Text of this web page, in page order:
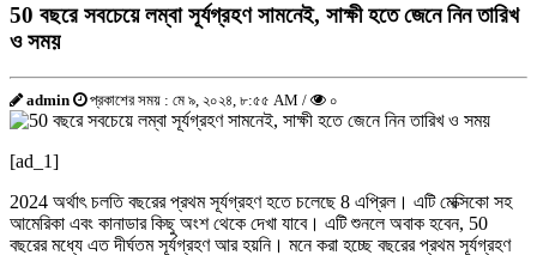
50 বছরে সবচেয়ে লম্বা সূর্যগ্রহণ সামনেই, সাক্ষী হতে জেনে নিন তারিখ
ও সময়
admin প্রকাশের সময় : মে ৯, ২০২৪, ৮:৫৫ AM / ০
[ad_1]
2024 অর্থাৎ চলতি বছরের প্রথম সূর্যগ্রহণ হতে চলেছে 8 এপ্রিল। এটি মেক্সিকো সহ
আমেরিকা এবং কানাডার কিছু অংশ থেকে দেখা যাবে। এটি শুনলে অবাক হবেন, 50
বছরের মধ্যে এত দীর্ঘতম সূর্যগ্রহণ আর হয়নি। মনে করা হচ্ছে বছরের প্রথম সূর্যগ্রহণ